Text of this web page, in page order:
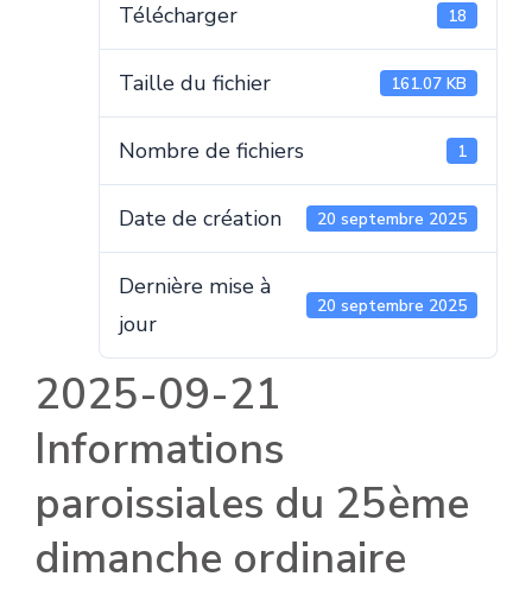
Télécharger 18
Taille du fichier 161.07 KB
Nombre de fichiers 1
Date de création 20 septembre 2025
Dernière mise à
jour
20 septembre 2025
2025-09-21
Informations
paroissiales du 25ème
dimanche ordinaire